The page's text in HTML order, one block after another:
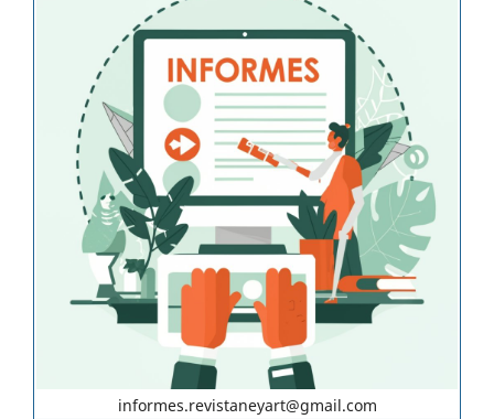
informes.revistaneyart@gmail.com